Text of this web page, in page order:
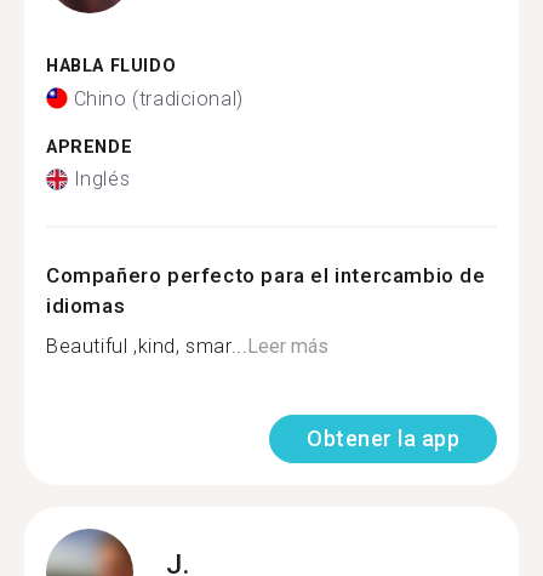
HABLA FLUIDO
Chino (tradicional)
APRENDE
Inglés
Compañero perfecto para el intercambio de
idiomas
Beautiful ,kind, smar...Leer más
Obtener la app
J.